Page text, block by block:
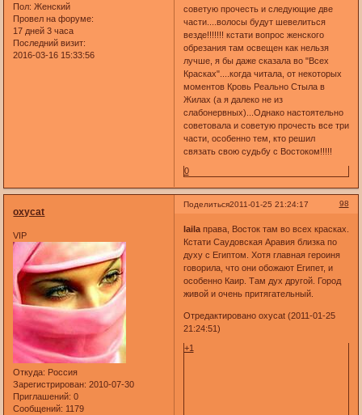
Пол: Женский
Провел на форуме:
17 дней 3 часа
Последний визит:
2016-03-16 15:33:56
советую прочесть и следующие две
части....волосы будут шевелиться
везде!!!!!!! кстати вопрос женского
обрезания там освещен как нельзя
лучше, я бы даже сказала во "Всех
Красках"....когда читала, от некоторых
моментов Кровь Реально Стыла в
Жилах (а я далеко не из
слабонервных)...Однако настоятельно
советовала и советую прочесть все три
части, особенно тем, кто решил
связать свою судьбу с Востоком!!!!!
0
Поделиться 98
2011-01-25 21:24:17
oxycat
VIP
Откуда: Россия
Зарегистрирован: 2010-07-30
Приглашений: 0
Сообщений: 1179
lailaправа, Восток там во всех красках.
Кстати Саудовская Аравия близка по
духу с Египтом. Хотя главная героиня
говорила, что они обожают Египет, и
особенно Каир. Там дух другой. Город
живой и очень притягательный.
Отредактировано oxycat (2011-01-25
21:24:51)
+1